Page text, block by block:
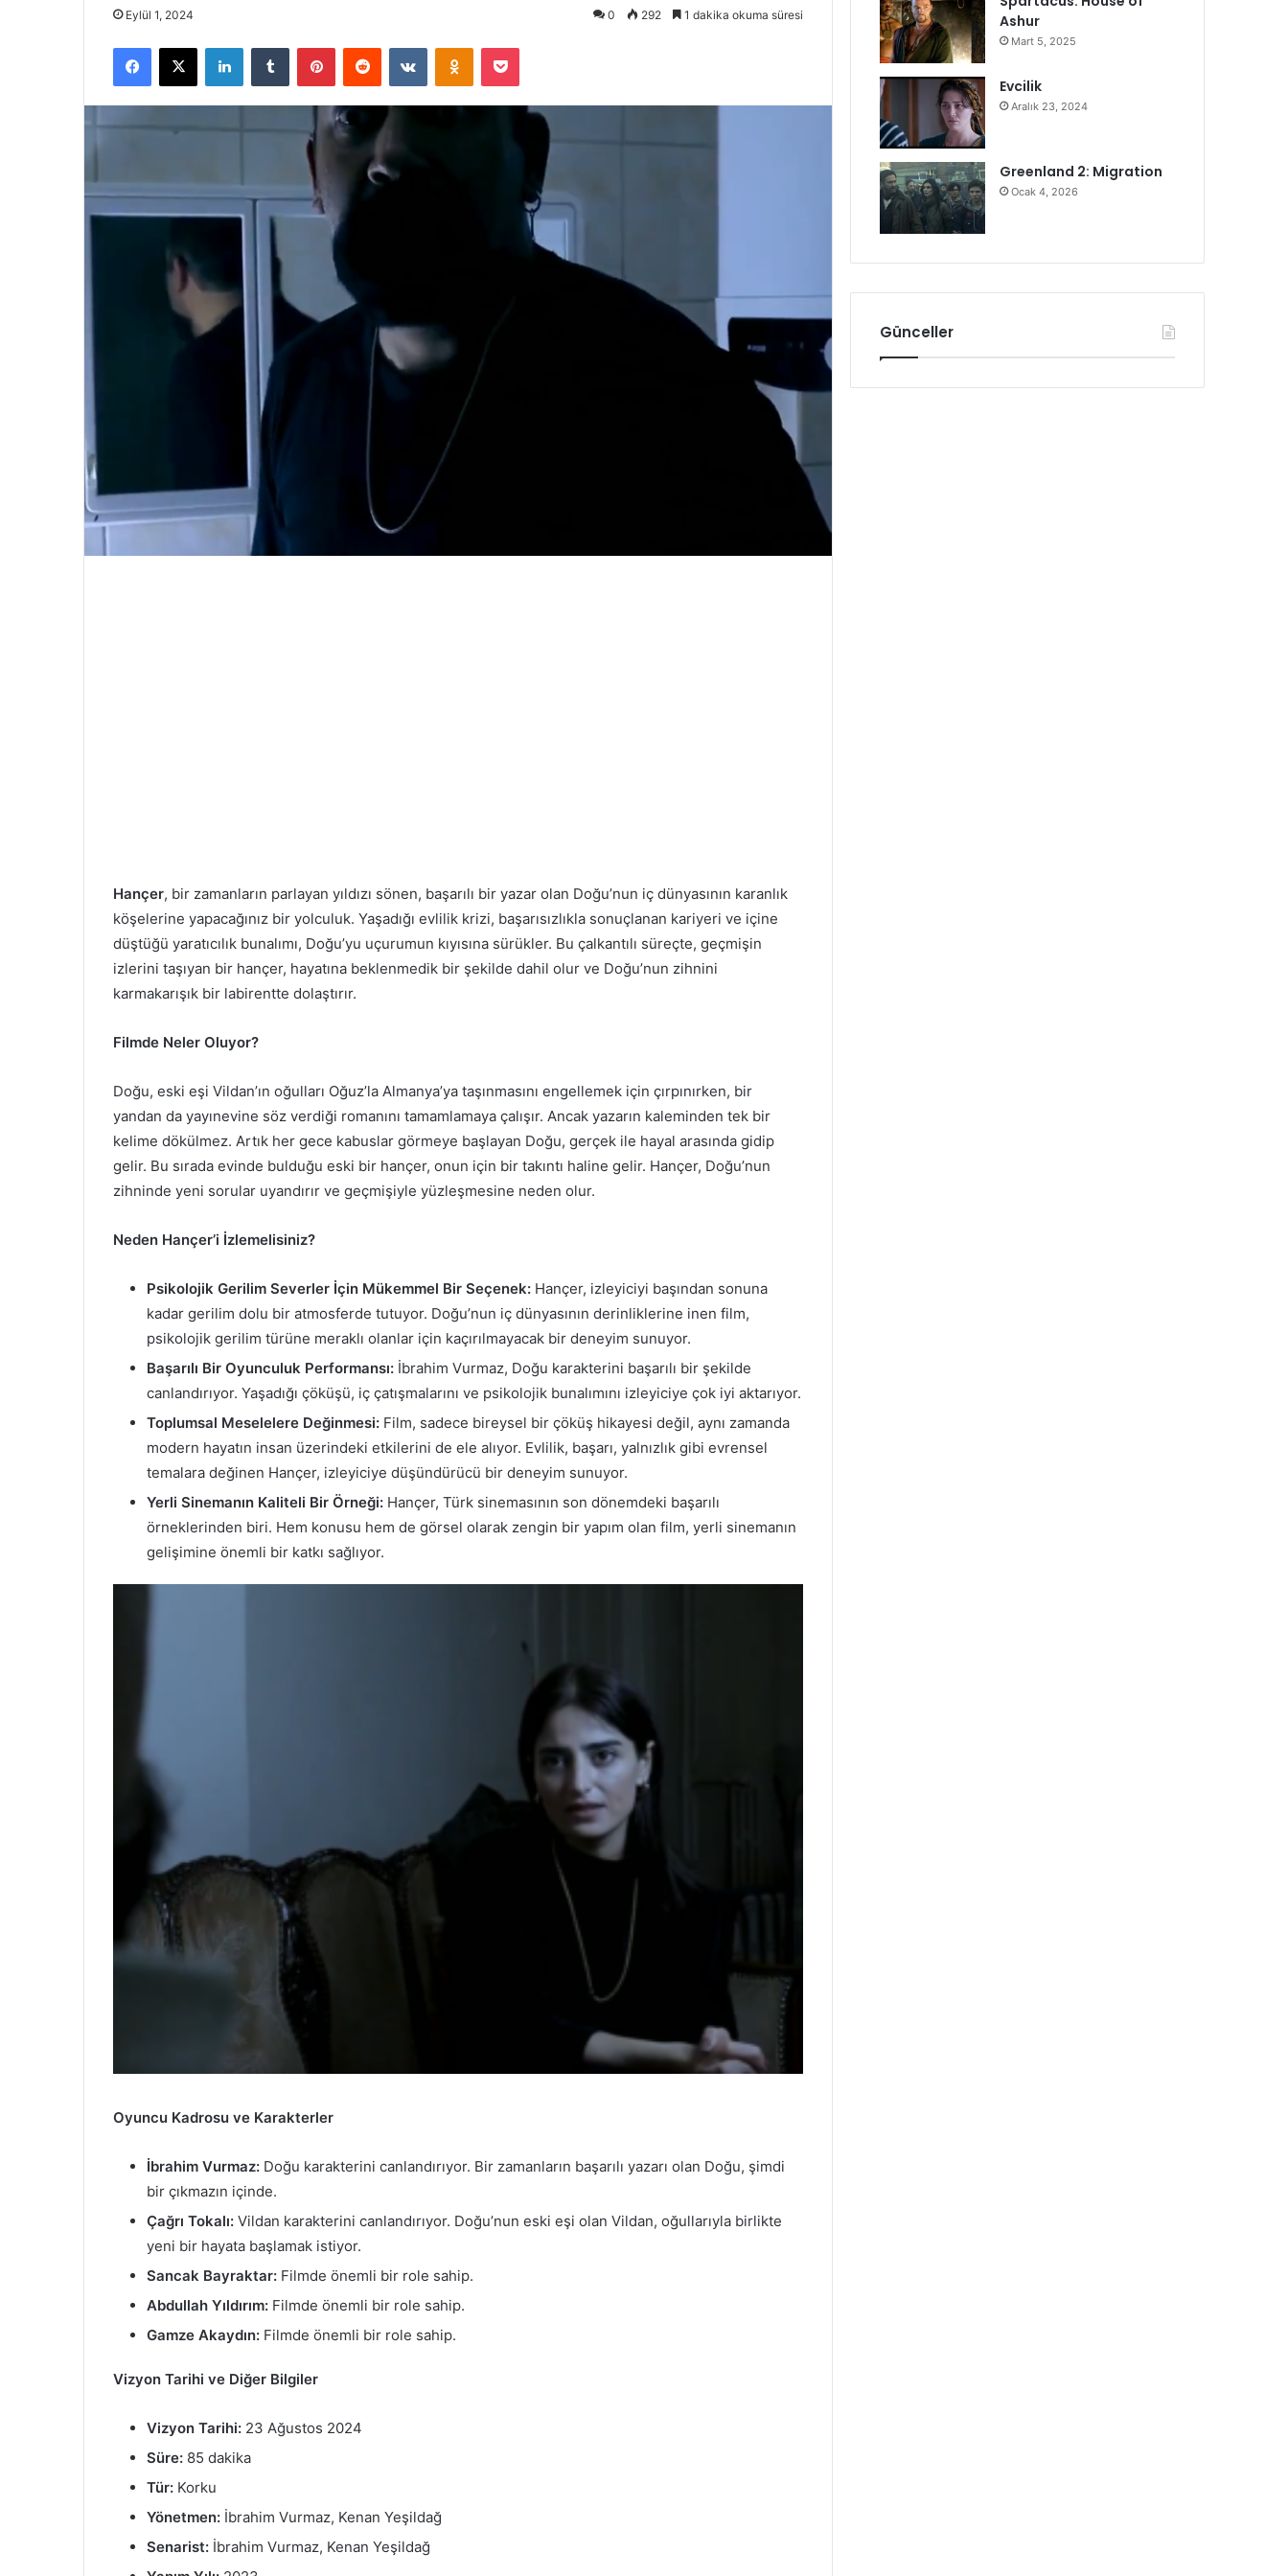
Eylül 1, 2024 0 292 1 dakika okuma süresi
Facebook
X LinkedInTumblr PinterestReddit VKontakteOdnoklassniki
Pocket
Hançer, bir zamanların parlayan yıldızı sönen, başarılı bir yazar olan Doğu’nun iç dünyasının karanlık
köşelerine yapacağınız bir yolculuk. Yaşadığı evlilik krizi, başarısızlıkla sonuçlanan kariyeri ve içine
düştüğü yaratıcılık bunalımı, Doğu’yu uçurumun kıyısına sürükler. Bu çalkantılı süreçte, geçmişin
izlerini taşıyan bir hançer, hayatına beklenmedik bir şekilde dahil olur ve Doğu’nun zihnini
karmakarışık bir labirentte dolaştırır.
Filmde Neler Oluyor?
Doğu, eski eşi Vildan’ın oğulları Oğuz’la Almanya’ya taşınmasını engellemek için çırpınırken, bir
yandan da yayınevine söz verdiği romanını tamamlamaya çalışır. Ancak yazarın kaleminden tek bir
kelime dökülmez. Artık her gece kabuslar görmeye başlayan Doğu, gerçek ile hayal arasında gidip
gelir. Bu sırada evinde bulduğu eski bir hançer, onun için bir takıntı haline gelir. Hançer, Doğu’nun
zihninde yeni sorular uyandırır ve geçmişiyle yüzleşmesine neden olur.
Neden Hançer’i İzlemelisiniz?
Psikolojik Gerilim Severler İçin Mükemmel Bir Seçenek: Hançer, izleyiciyi başından sonuna
kadar gerilim dolu bir atmosferde tutuyor. Doğu’nun iç dünyasının derinliklerine inen film,
psikolojik gerilim türüne meraklı olanlar için kaçırılmayacak bir deneyim sunuyor.
Başarılı Bir Oyunculuk Performansı: İbrahim Vurmaz, Doğu karakterini başarılı bir şekilde
canlandırıyor. Yaşadığı çöküşü, iç çatışmalarını ve psikolojik bunalımını izleyiciye çok iyi aktarıyor.
Toplumsal Meselelere Değinmesi: Film, sadece bireysel bir çöküş hikayesi değil, aynı zamanda
modern hayatın insan üzerindeki etkilerini de ele alıyor. Evlilik, başarı, yalnızlık gibi evrensel
temalara değinen Hançer, izleyiciye düşündürücü bir deneyim sunuyor.
Yerli Sinemanın Kaliteli Bir Örneği: Hançer, Türk sinemasının son dönemdeki başarılı
örneklerinden biri. Hem konusu hem de görsel olarak zengin bir yapım olan film, yerli sinemanın
gelişimine önemli bir katkı sağlıyor.
Oyuncu Kadrosu ve Karakterler
İbrahim Vurmaz: Doğu karakterini canlandırıyor. Bir zamanların başarılı yazarı olan Doğu, şimdi
bir çıkmazın içinde.
Çağrı Tokalı: Vildan karakterini canlandırıyor. Doğu’nun eski eşi olan Vildan, oğullarıyla birlikte
yeni bir hayata başlamak istiyor.
Sancak Bayraktar: Filmde önemli bir role sahip.
Abdullah Yıldırım: Filmde önemli bir role sahip.
Gamze Akaydın: Filmde önemli bir role sahip.
Vizyon Tarihi ve Diğer Bilgiler
Vizyon Tarihi: 23 Ağustos 2024
Süre: 85 dakika
Tür: Korku
Yönetmen: İbrahim Vurmaz, Kenan Yeşildağ
Senarist: İbrahim Vurmaz, Kenan Yeşildağ
Ashur
Mart 5, 2025
Evcilik
Aralık 23, 2024
Greenland 2: Migration
Ocak 4, 2026
Günceller